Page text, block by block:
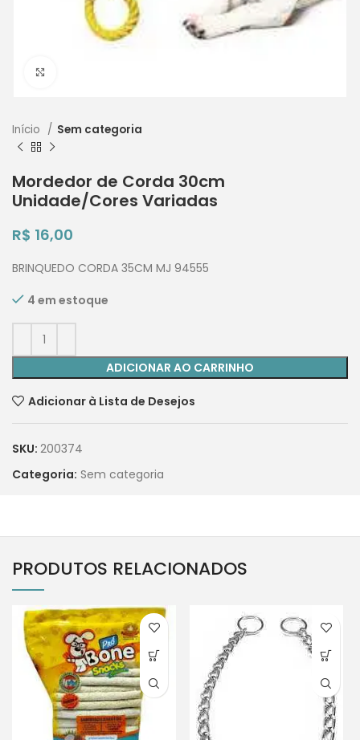
Início Sem categoria
Mordedor de Corda 30cm
Unidade/Cores Variadas
R$ 16,00
BRINQUEDO CORDA 35CM MJ 94555
4 em estoque
ADICIONAR AO CARRINHO
Adicionar à Lista de Desejos
SKU: 200374
Categoria: Sem categoria
PRODUTOS RELACIONADOS